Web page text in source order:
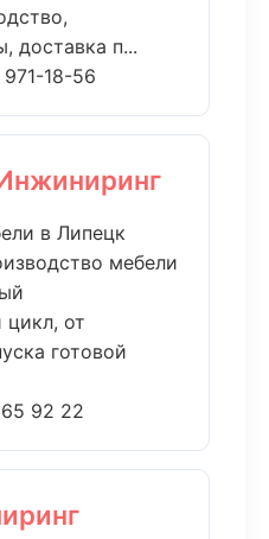
доставка п...
18-56
в Липецк
мебели
цикл, от
готовой
92 22